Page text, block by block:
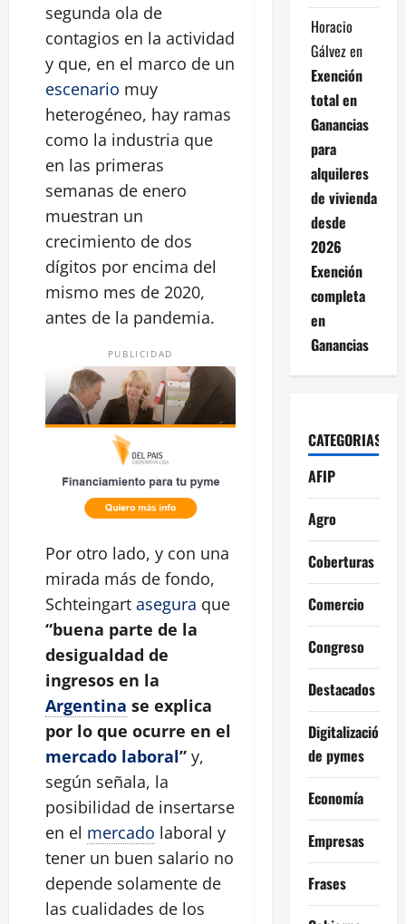
segunda ola de
contagios en la actividad
y que, en el marco de un
escenario muy
heterogéneo, hay ramas
como la industria que
en las primeras
semanas de enero
muestran un
crecimiento de dos
dígitos por encima del
mismo mes de 2020,
antes de la pandemia.
PUBLICIDAD
Por otro lado, y con una
mirada más de fondo,
Schteingart asegura que
“buena parte de la
desigualdad de
ingresos en la
Argentina se explica
por lo que ocurre en el
mercado laboral” y,
según señala, la
posibilidad de insertarse
en el mercado laboral y
tener un buen salario no
depende solamente de
las cualidades de los
Horacio
Gálvezen
Exención
total en
Ganancias
para
alquileres
de vivienda
desde
2026
Exención
completa
en
Ganancias
CATEGORIAS
AFIP
Agro
Coberturas
Comercio
Congreso
Destacados
Digitalización
de pymes
Economía
Empresas
Frases